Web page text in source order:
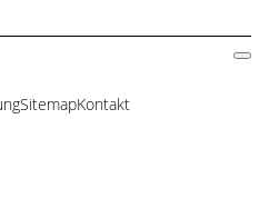
SitemapKontakt